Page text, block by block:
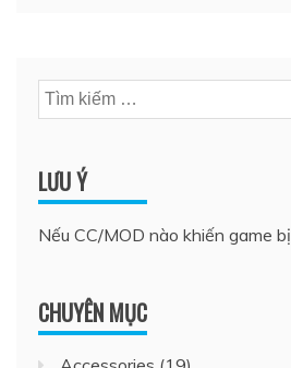
Tìm
kiếm
LƯU Ý
Nếu CC/MOD nào khiến game
CHUYÊN MỤC